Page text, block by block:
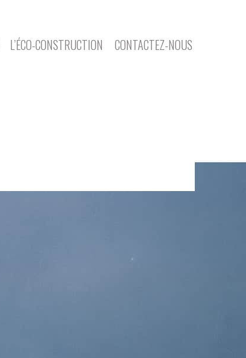
L’ÉCO-CONSTRUCTION CONTACTEZ-NOUS